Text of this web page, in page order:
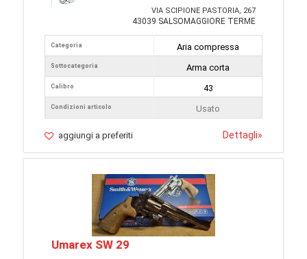
VIA SCIPIONE PASTORIA, 267
43039 SALSOMAGGIORE TERME
Categoria
Sottocategoria
Calibro
Condizioni articolo
Aria compressa
Arma corta
43
Usato
aggiungi a preferiti Dettagli»
Umarex SW 29